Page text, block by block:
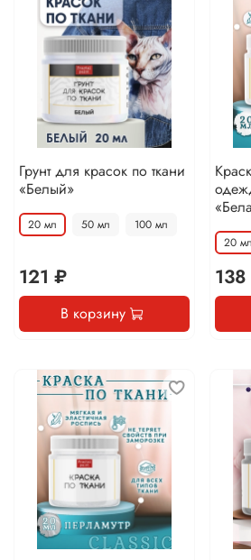
Грунт для красок по ткани
«Белый»
20 мл 50 мл 100 мл
121 ₽
В корзину
20 мл